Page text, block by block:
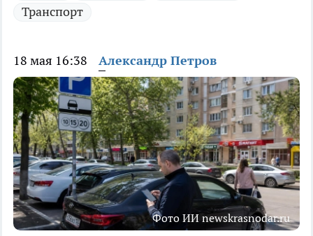
Транспорт
18 мая 16:38 Александр Петров
Фото ИИ newskrasnodar.ru